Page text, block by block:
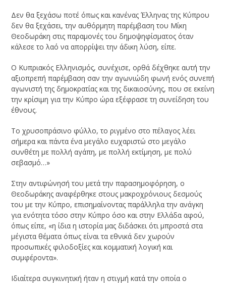
Δεν θα ξεχάσω ποτέ όπως και κανένας Έλληνας της Κύπρου
δεν θα ξεχάσει, την αυθόρμητη παρέμβαση του Μίκη
Θεοδωράκη στις παραμονές του δημοψηφίσματος όταν
κάλεσε το λαό να απορρίψει την άδικη λύση, είπε.
Ο Κυπριακός Ελληνισμός, συνέχισε, ορθά δέχθηκε αυτή την
αξιοπρεπή παρέμβαση σαν την αγωνιώδη φωνή ενός συνεπή
αγωνιστή της δημοκρατίας και της δικαιοσύνης, που σε εκείνη
την κρίσιμη για την Κύπρο ώρα εξέφρασε τη συνείδηση του
έθνους.
Το χρυσοπράσινο φύλλο, το ριγμένο στο πέλαγος λέει
σήμερα και πάντα ένα μεγάλο ευχαριστώ στο μεγάλο
συνθέτη με πολλή αγάπη, με πολλή εκτίμηση, με πολύ
σεβασμό…»
Στην αντιφώνησή του μετά την παρασημοφόρηση, ο
Θεοδωράκης αναφέρθηκε στους μακροχρόνιους δεσμούς
του με την Κύπρο, επισημαίνοντας παράλληλα την ανάγκη
για ενότητα τόσο στην Κύπρο όσο και στην Ελλάδα αφού,
όπως είπε, «η ίδια η ιστορία μας διδάσκει ότι μπροστά στα
μέγιστα θέματα όπως είναι τα εθνικά δεν χωρούν
προσωπικές φιλοδοξίες και κομματική λογική και
συμφέροντα».
Ιδιαίτερα συγκινητική ήταν η στιγμή κατά την οποία ο